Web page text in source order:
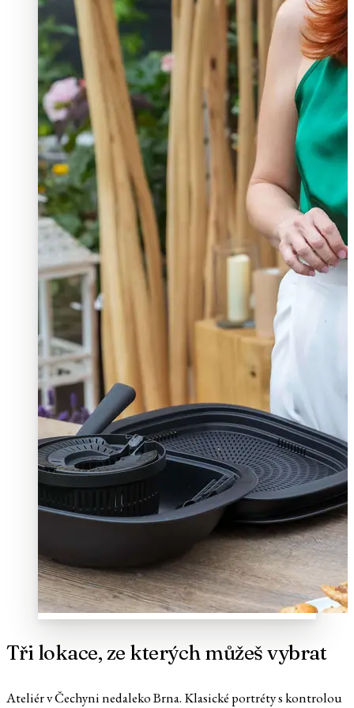
Tři lokace, ze kterých můžeš vybrat
Ateliér v Čechyni nedaleko Brna. Klasické portréty s kontrolou